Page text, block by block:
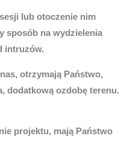
lub otoczenie nim
sposób na wydzielenia
intruzów.
otrzymają Państwo,
dodatkową ozdobę terenu.
projektu, mają Państwo